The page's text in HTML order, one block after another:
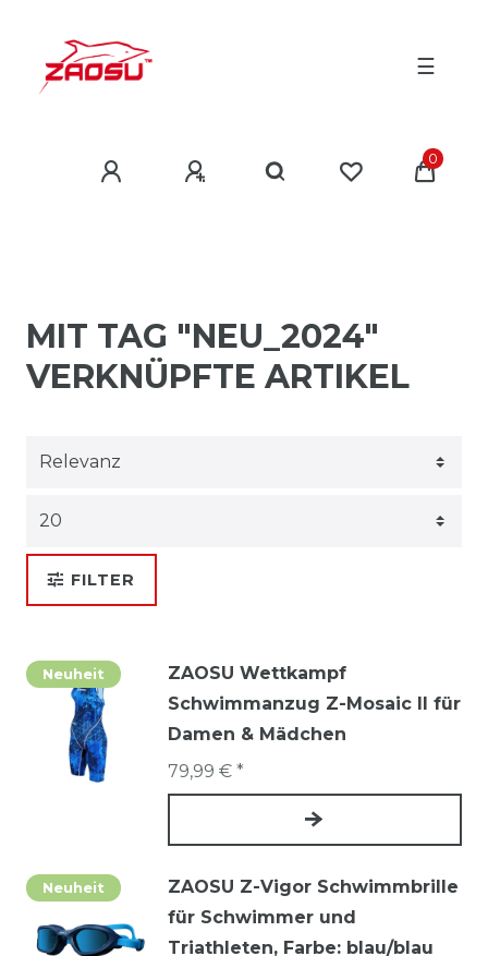
☰
0
MIT TAG "NEU_2024"
VERKNÜPFTE ARTIKEL
FILTER
Neuheit
ZAOSU Wettkampf
Schwimmanzug Z-Mosaic II für
Damen & Mädchen
79,99 € *
Neuheit
ZAOSU Z-Vigor Schwimmbrille
für Schwimmer und
Triathleten, Farbe: blau/blau